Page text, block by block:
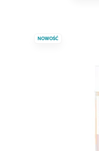
NOWOŚĆ